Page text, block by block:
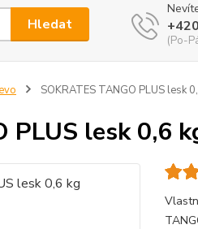
Hledat
(Po-
SOKRATES TANGO PLUS lesk
PLUS lesk 0,6